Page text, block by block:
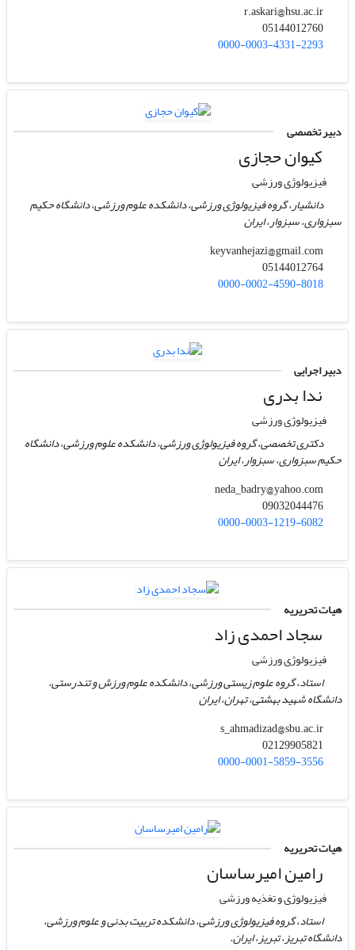
r.askari@hsu.ac.ir
05144012760
0000-0003-4331-2293
دبیر تخصصی
کیوان حجازی
فیزیولوژی ورزشی
دانشیار، گروه فیزیولوژی ورزشی، دانشکده علوم ورزشی، دانشگاه حکیم
سبزواری، سبزوار، ایران
keyvanhejazi@gmail.com
05144012764
0000-0002-4590-8018
دبیر اجرایی
ندا بدری
فیزیولوژی ورزشی
دکتری تخصصی، گروه فیزیولوژی ورزشی، دانشکده علوم ورزشی، دانشگاه
حکیم سبزواری، سبزوار، ایران
neda_badry@yahoo.com
09032044476
0000-0003-1219-6082
هیات تحریریه
سجاد احمدی زاد
فیزیولوژی ورزشی
استاد، گروه علوم زیستی ورزشی، دانشکده علوم ورزش و تندرستی،
دانشگاه شهید بهشتی، تهران، ایران
s_ahmadizad@sbu.ac.ir
0000-0001-5859-3556
هیات تحریریه
رامین امیرساسان
فیزیولوژی و تغذیه ورزشی
استاد، گروه فیزیولوژی ورزشی، دانشکده تربیت بدنی و علوم ورزشی،
دانشگاه تبریز، تبریز، ایران.